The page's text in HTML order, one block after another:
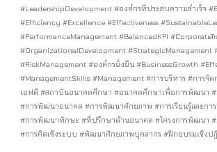
#LeadershipDevelopment #องค์กรที่ประสบความสำเร็จ
#Efficiency #Excellence #Effectiveness
#PerformanceManagement #BalancedKPI
#OrganizationalDevelopment #StrategicManagement
#RiskManagement #องค์กรยั่งยืน #BusinessGrowth
#ManagementSkills #Management #การบริหาร #การจั
เอฟดี #สถาบันอนาคตศึกษา #อนาคตศึกษาเพื่อการพัฒนา #
#การพัฒนาอนาคต #การพัฒนาศักยภาพ #การเรียนรู้และกา
#การพัฒนาทักษะ #ที่ปรึกษาด้านอนาคต #โครงการพัฒนา
#การคิดเชิงระบบ #พัฒนาศักยภาพบุคลากร #ฝึกอบรมเชิงป